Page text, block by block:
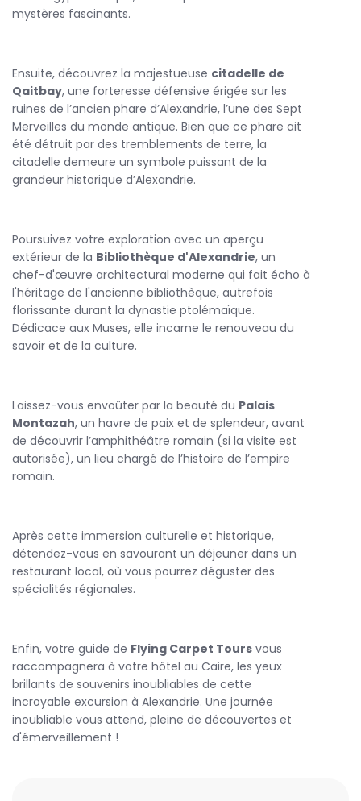
architectural moderne inspiré de l’ancienne bibliothèque
passé prestigieux.
Vous découvrirez ensuite le magnifique Palais Montazah et
ses jardins verdoyants, un lieu paisible offrant un panorama
exceptionnel sur la mer. Enfin, vous visiterez l’amphithéâtre
romain, l’un des rares monuments de ce type en Égypte,
qui témoigne de l’influence romaine dans la région.
spécialités méditerranéennes. Cette Visite Alexandrie
termine par votre retour au Caire, avec des souvenirs
inoubliables d’une journée riche en découvertes.
mystères fascinants.
Ensuite, découvrez la majestueuse citadelle de
Qaitbay, une forteresse défensive érigée sur les
ruines de l’ancien phare d’Alexandrie, l’une des Sept
Merveilles du monde antique. Bien que ce phare ait
été détruit par des tremblements de terre, la
citadelle demeure un symbole puissant de la
grandeur historique d’Alexandrie.
Poursuivez votre exploration avec un aperçu
extérieur de la Bibliothèque d'Alexandrie, un
chef-d'œuvre architectural moderne qui fait écho à
l'héritage de l'ancienne bibliothèque, autrefois
florissante durant la dynastie ptolémaïque.
Dédicace aux Muses, elle incarne le renouveau du
savoir et de la culture.
Laissez-vous envoûter par la beauté du Palais
Montazah, un havre de paix et de splendeur, avant
de découvrir l’amphithéâtre romain (si la visite est
autorisée), un lieu chargé de l’histoire de l’empire
romain.
Après cette immersion culturelle et historique,
détendez-vous en savourant un déjeuner dans un
restaurant local, où vous pourrez déguster des
spécialités régionales.
Enfin, votre guide de Flying Carpet Tours vous
raccompagnera à votre hôtel au Caire, les yeux
brillants de souvenirs inoubliables de cette
incroyable excursion à Alexandrie. Une journée
inoubliable vous attend, pleine de découvertes et
d'émerveillement !